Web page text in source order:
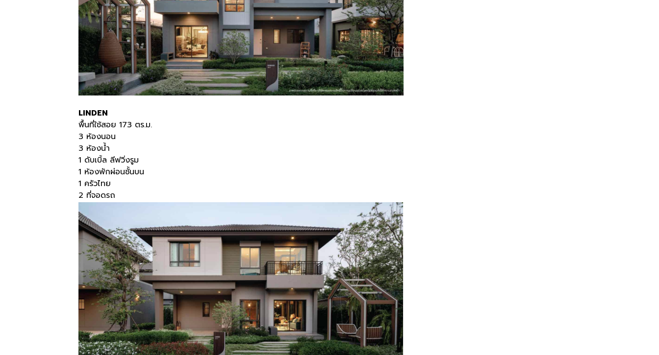
LINDEN
พื้นที่ใช้สอย 173 ตร.ม.
3 ห้องนอน
3 ห้องน้ำ
1 ดับเบิ้ล ลีฟวิ่งรูม
1 ห้องพักผ่อนชั้นบน
1 ครัวไทย
2 ที่จอดรถ